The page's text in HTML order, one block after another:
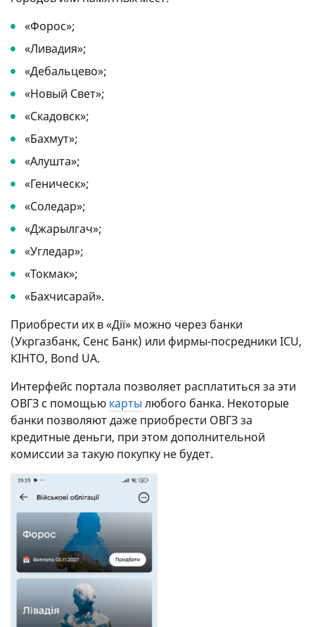
«Форос»;
«Ливадия»;
«Дебальцево»;
«Новый Свет»;
«Скадовск»;
«Бахмут»;
«Алушта»;
«Геническ»;
«Соледар»;
«Джарылгач»;
«Угледар»;
«Токмак»;
«Бахчисарай».
Приобрести их в «Дії» можно через банки
(Укргазбанк, Сенс Банк) или фирмы-посредники ICU,
КІHTO, Bond UA.
Интерфейс портала позволяет расплатиться за эти
ОВГЗ с помощью карты любого банка. Некоторые
банки позволяют даже приобрести ОВГЗ за
кредитные деньги, при этом дополнительной
комиссии за такую покупку не будет.